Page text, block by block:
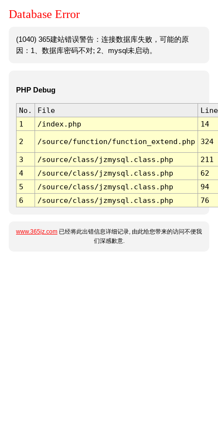
Database Error
(1040) 365建站错误警告：连接数据库失败，可能的原
因：1、数据库密码不对; 2、mysql未启动。
PHP Debug
No. File
Line
1
/index.php 14
2 /source/function/function_extend.php 324
3 /source/class/jzmysql.class.php
211
4
/source/class/jzmysql.class.php
62
5
/source/class/jzmysql.class.php
94
6
/source/class/jzmysql.class.php 76
www.365jz.com 已经将此出错信息详细记录, 由此给您带来的访问不便我
们深感歉意.